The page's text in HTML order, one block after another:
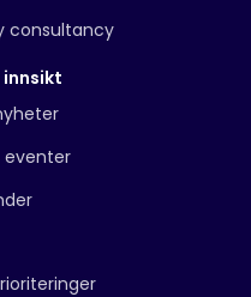
consultancy
innsikt
eventer